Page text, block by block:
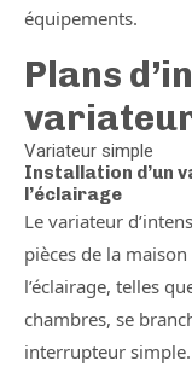
équipements.
Plans
Variateur simple
Installation d’un
l’éclairage
Le variateur
pièces de la
l’éclairage, telles
chambres, se
interrupteur simple.